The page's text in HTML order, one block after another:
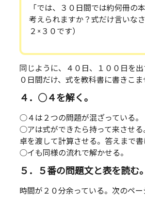
「では、３０日間では約何冊の
考えられますか？式だけ言いなさ
２×３０です）
同じように、４０日、１００日を出
０日間だけ、式を教科書に書きこま
４．○４を解く。
○４は２つの問題が混ざっている。
○アは式ができたら持って来させる
卓を渡して計算させる。答えまで書
○イも同様の流れで解かせる。
５．５番の問題文と表を読む。
時間が２０分余っている。次のペ